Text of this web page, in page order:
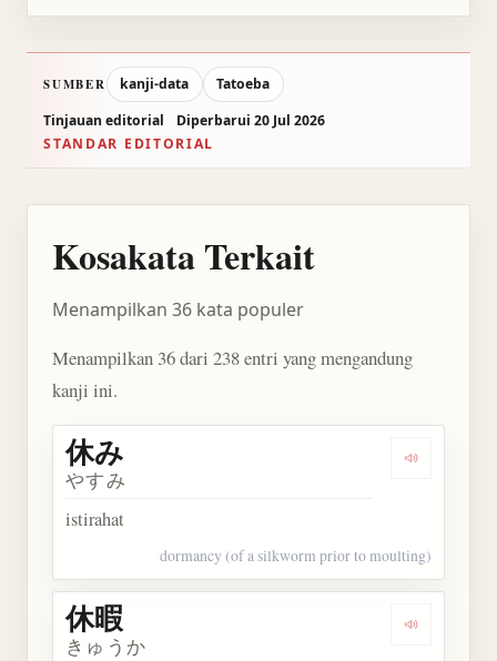
SUMBER kanji-data
Tatoeba
Tinjauan editorial
Diperbarui 20 Jul 2026
STANDAR EDITORIAL
Kosakata Terkait
Menampilkan 36 kata populer
Menampilkan 36 dari 238 entri yang mengandung
kanji ini.
Dengarkan
休み
やすみ
istirahat
dormancy (of a silkworm prior to moulting)
Dengarkan
休暇
きゅうか